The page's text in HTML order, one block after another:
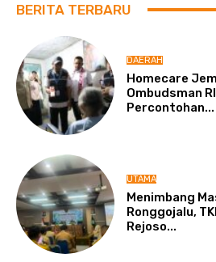
BERITA TERBARU
DAERAH
Homecare
Ombudsman
Percontohan...
UTAMA
Menimbang
Ronggojalu,
Rejoso...